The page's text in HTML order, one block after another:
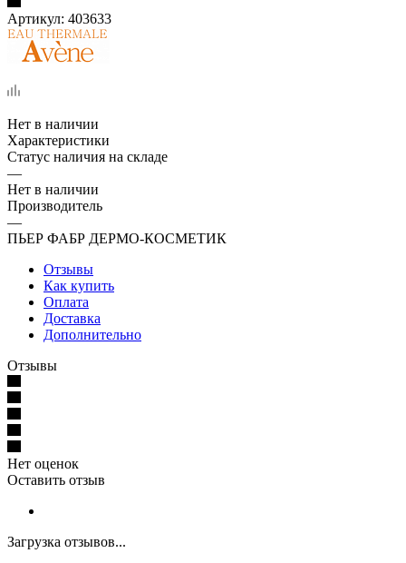
Артикул: 403633
Нет в наличии
Характеристики
Статус наличия на складе
—
Нет в наличии
Производитель
—
ПЬЕР ФАБР ДЕРМО-КОСМЕТИК
Отзывы
Как купить
Оплата
Доставка
Дополнительно
Отзывы
Нет оценок
Оставить отзыв
Загрузка отзывов...